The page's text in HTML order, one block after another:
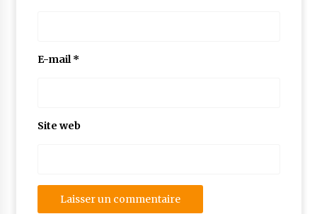
E-mail*
Site web